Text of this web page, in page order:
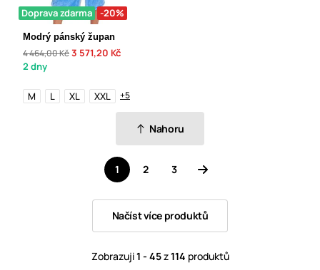
Doprava zdarma -20%
Modrý pánský župan
4 464,00 Kč3 571,20 Kč
2 dny
M L XL XXL +5
Nahoru
1 2 3
Načíst více produktů
Zobrazuji1 - 45z114 produktů